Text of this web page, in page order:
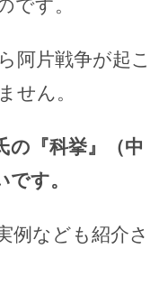
です。
阿片戦争が起こ
せん。
の『科挙』（中
す。
例なども紹介さ